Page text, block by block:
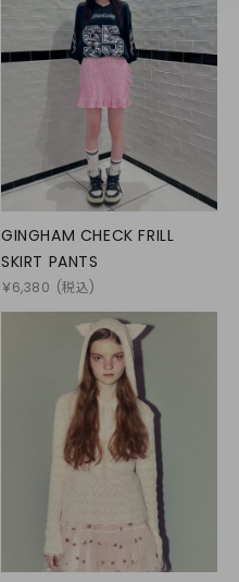
GINGHAM CHECK FRILL
SKIRT PANTS
￥6,380 (税込)